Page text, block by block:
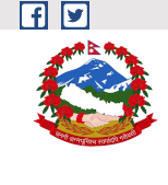
Skip to main content